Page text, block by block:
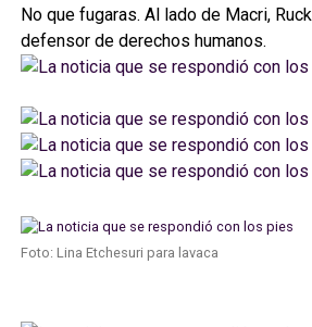
No que fugaras. Al lado de Macri,
defensor de derechos humanos.
Foto: Lina Etchesuri para lavaca